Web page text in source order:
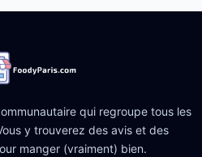
qui regroupe tous les
y trouverez des avis et des
manger (vraiment) bien.